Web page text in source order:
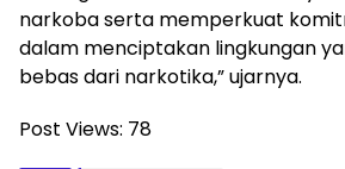
narkoba serta memperkuat
dalam menciptakan lingkungan
bebas dari narkotika,” ujarnya.
Post Views: 78